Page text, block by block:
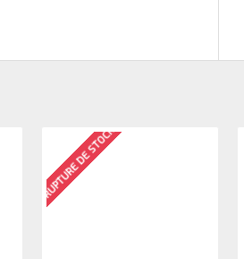
RUPTURE DE STOCK
RUPTURE DE STOCK